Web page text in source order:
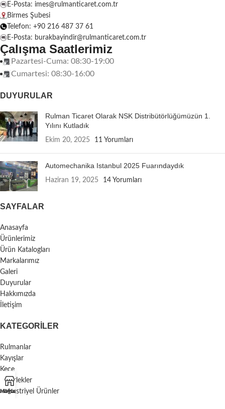
E-Posta: imes@rulmanticaret.com.tr
Birmes Şubesi
Telefon: +90 216 487 37 61
E-Posta: burakbayindir@rulmanticaret.com.tr
Çalışma Saatlerimiz
Pazartesi-Cuma: 08:30-19:00
Cumartesi: 08:30-16:00
DUYURULAR
Rulman Ticaret Olarak NSK Distribütörlüğümüzün 1.
Yılını Kutladık
Ekim 20, 2025 11 Yorumları
Automechanika Istanbul 2025 Fuarındaydık
Haziran 19, 2025 14 Yorumları
SAYFALAR
Anasayfa
Ürünlerimiz
Ürün Katalogları
Markalarımız
Galeri
Duyurular
Hakkımızda
İletişim
KATEGORILER
Rulmanlar
Kayışlar
Keçe
Tekerlekler
Endüstriyel Ürünler
Mağaza
Whatsapp